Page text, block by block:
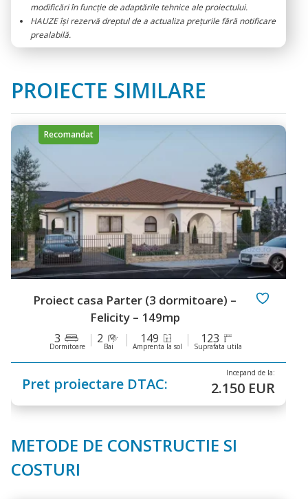
modificări în funcție de adaptările tehnice ale proiectului.
HAUZE își rezervă dreptul de a actualiza prețurile fără notificare
prealabilă.
PROIECTE SIMILARE
Proiect casa Parter (3 dormitoare) –
Felicity – 149mp
3
Dormitoare
2
Bai
149
Amprenta la sol
123
Suprafata utila
Pret proiectare DTAC:
Incepand de la:
2.150 EUR
Recomandat
METODE DE CONSTRUCTIE SI
COSTURI